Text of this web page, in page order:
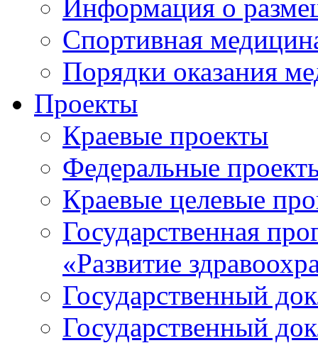
Информация о
Спортивная
Порядки оказания
Проекты
Краевые проекты
Федеральные
Краевые целевые
Государственная
«Развитие
Государственный
Государственный